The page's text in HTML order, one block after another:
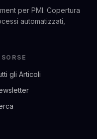
per PMI. Copertura
automatizzati,
gli Articoli